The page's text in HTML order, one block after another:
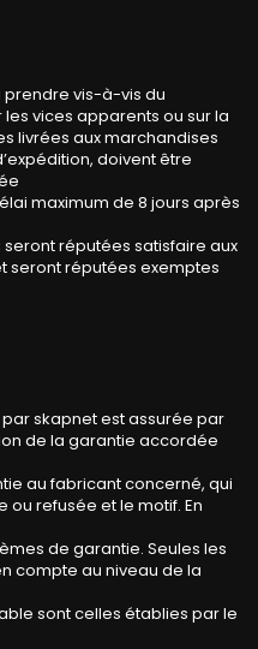
prendre vis-à-vis du
vices apparents ou sur la
livrées aux marchandises
doivent être
maximum de 8 jours après
réputées satisfaire aux
seront réputées exemptes
skapnet est assurée par
de la garantie accordée
au fabricant concerné, qui
refusée et le motif. En
de garantie. Seules les
compte au niveau de la
sont celles établies par le